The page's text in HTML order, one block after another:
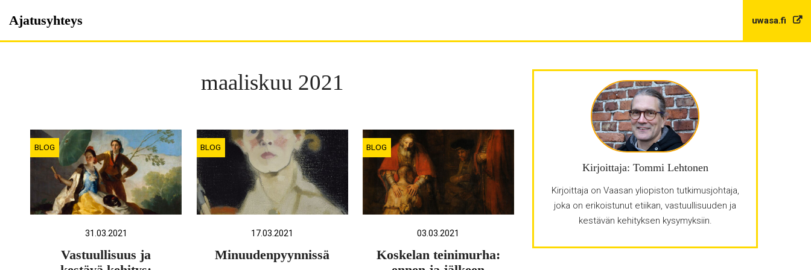
toAjatusyhteys uwasa.fi
maaliskuu 2021
BLOG
31.03.2021
Vastuullisuus ja
BLOG
17.03.2021
Minuudenpyynnissä
BLOG
03.03.2021
Koskelan teinimurha:
Kirjoittaja: Tommi Lehtonen
Kirjoittaja on Vaasan yliopiston tutkimusjohtaja,
joka on erikoistunut etiikan, vastuullisuuden ja
kestävän kehityksen kysymyksiin.